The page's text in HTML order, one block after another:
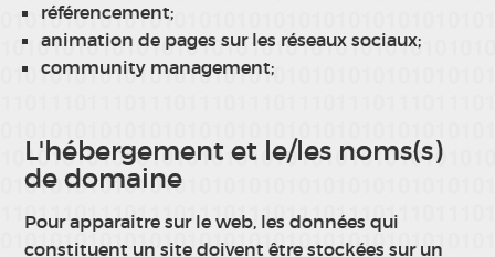
référencement;
animation de pages sur les réseaux sociaux;
community management;
L'hébergement et le/les noms(s)
de domaine
Pour apparaitre sur le web, les données qui
constituent un site doivent être stockées sur un